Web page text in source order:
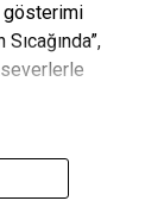
gösterimi